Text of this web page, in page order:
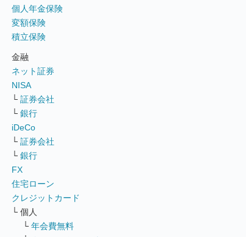
個人年金保険
変額保険
積立保険
金融
ネット証券
NISA
└ 証券会社
└ 銀行
iDeCo
└ 証券会社
└ 銀行
FX
住宅ローン
クレジットカード
└ 個人
└ 年会費無料